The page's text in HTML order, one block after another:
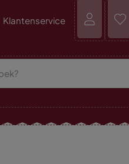
Klantenservice